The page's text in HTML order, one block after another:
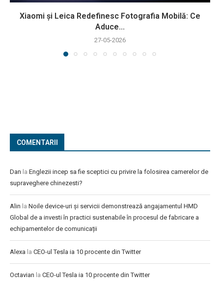
Xiaomi și Leica Redefinesc Fotografia Mobilă: Ce
Aduce...
27-05-2026
COMENTARII
Dan la Englezii incep sa fie sceptici cu privire la folosirea camerelor de
supraveghere chinezesti?
Alin la Noile device-uri și servicii demonstrează angajamentul HMD
Global de a investi în practici sustenabile în procesul de fabricare a
echipamentelor de comunicații
Alexa la CEO-ul Tesla ia 10 procente din Twitter
Octavian la CEO-ul Tesla ia 10 procente din Twitter